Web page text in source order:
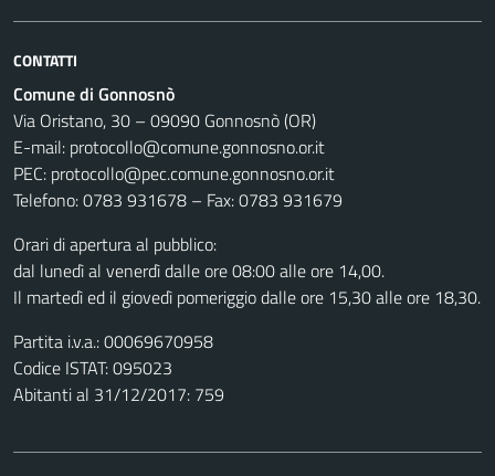
CONTATTI
Comune di Gonnosnò
Via Oristano, 30 – 09090 Gonnosnò (OR)
E-mail: protocollo@comune.gonnosno.or.it
PEC: protocollo@pec.comune.gonnosno.or.it
Telefono: 0783 931678 – Fax: 0783 931679
Orari di apertura al pubblico:
dal lunedì al venerdì dalle ore 08:00 alle ore 14,00.
Il martedì ed il giovedì pomeriggio dalle ore 15,30 alle ore 18,30.
Partita i.v.a.: 00069670958
Codice ISTAT: 095023
Abitanti al 31/12/2017: 759